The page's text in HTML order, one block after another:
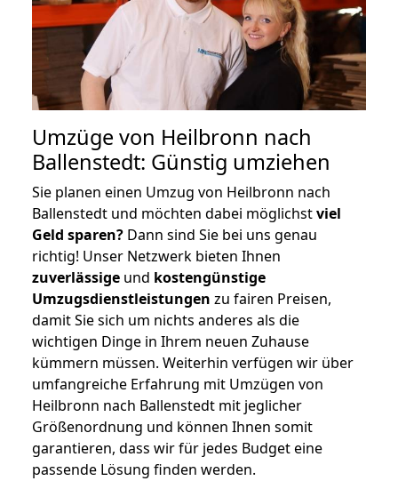
Umzüge von Heilbronn nach
Ballenstedt: Günstig umziehen
Sie planen einen Umzug von Heilbronn nach
Ballenstedt und möchten dabei möglichstviel
Geld sparen? Dann sind Sie bei uns genau
richtig! Unser Netzwerk bieten Ihnen
zuverlässige und kostengünstige
Umzugsdienstleistungen zu fairen Preisen,
damit Sie sich um nichts anderes als die
wichtigen Dinge in Ihrem neuen Zuhause
kümmern müssen. Weiterhin verfügen wir über
umfangreiche Erfahrung mit Umzügen von
Heilbronn nach Ballenstedt mit jeglicher
Größenordnung und können Ihnen somit
garantieren, dass wir für jedes Budget eine
passende Lösung finden werden.